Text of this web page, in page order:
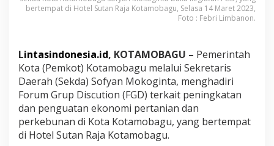
a
P
n
i
n
g
k
a
bertempat di Hotel Sutan Raja Kotamobagu, Selasa 14 Maret 2023,
Foto : Febri Limbanon.
Lintasindonesia.id, KOTAMOBAGU – Pemerintah
Kota (Pemkot) Kotamobagu melalui Sekretaris
Daerah (Sekda) Sofyan Mokoginta, menghadiri
Forum Grup Discution (FGD) terkait peningkatan
dan penguatan ekonomi pertanian dan
perkebunan di Kota Kotamobagu, yang bertempat
di Hotel Sutan Raja Kotamobagu.